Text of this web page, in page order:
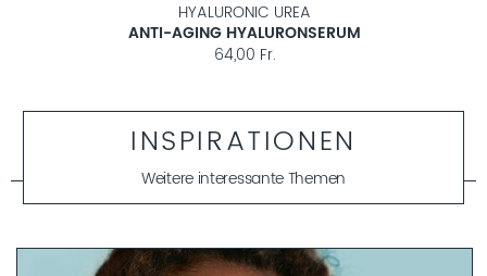
HYALURONIC UREA
ANTI-AGING HYALURONSERUM
64,00 Fr.
INSPIRATIONEN
Weitere interessante Themen